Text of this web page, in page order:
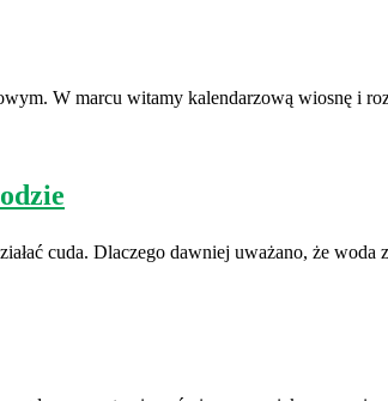
W marcu witamy kalendarzową wiosnę i
cuda. Dlaczego dawniej uważano, że woda